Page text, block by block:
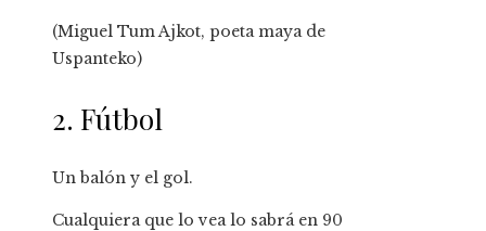
(Miguel Tum Ajkot, poeta maya de
Uspanteko)
2. Fútbol
Un balón y el gol.
Cualquiera que lo vea lo sabrá en 90